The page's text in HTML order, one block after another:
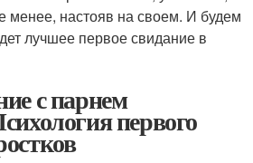
менее, настояв на своем. И будем
лучшее первое свидание в
с парнем
первого